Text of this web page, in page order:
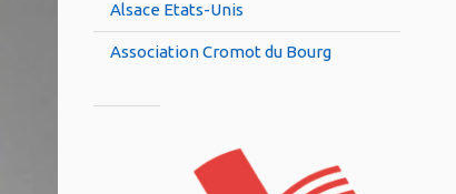
Alsace Etats-Unis
Association Cromot du Bourg